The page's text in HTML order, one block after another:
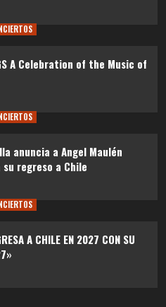
A Celebration of the Music of
anuncia a Angel Maulén
regreso a Chile
A CHILE EN 2027 CON SU